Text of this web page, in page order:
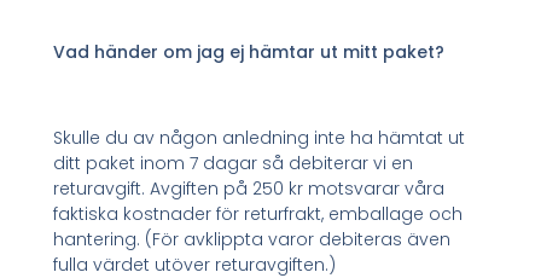
Vad händer om jag ej hämtar ut mitt paket?
Skulle du av någon anledning inte ha hämtat ut
ditt paket inom 7 dagar så debiterar vi en
returavgift. Avgiften på 250 kr motsvarar våra
faktiska kostnader för returfrakt, emballage och
hantering. (För avklippta varor debiteras även
fulla värdet utöver returavgiften.)